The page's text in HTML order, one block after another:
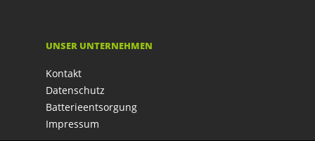
UNSER UNTERNEHMEN
Kontakt
Datenschutz
Batterieentsorgung
Impressum